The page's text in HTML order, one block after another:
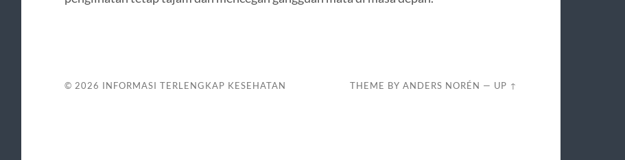
© 2026 INFORMASI TERLENGKAP KESEHATAN THEME BYANDERS NORÉN — UP ↑